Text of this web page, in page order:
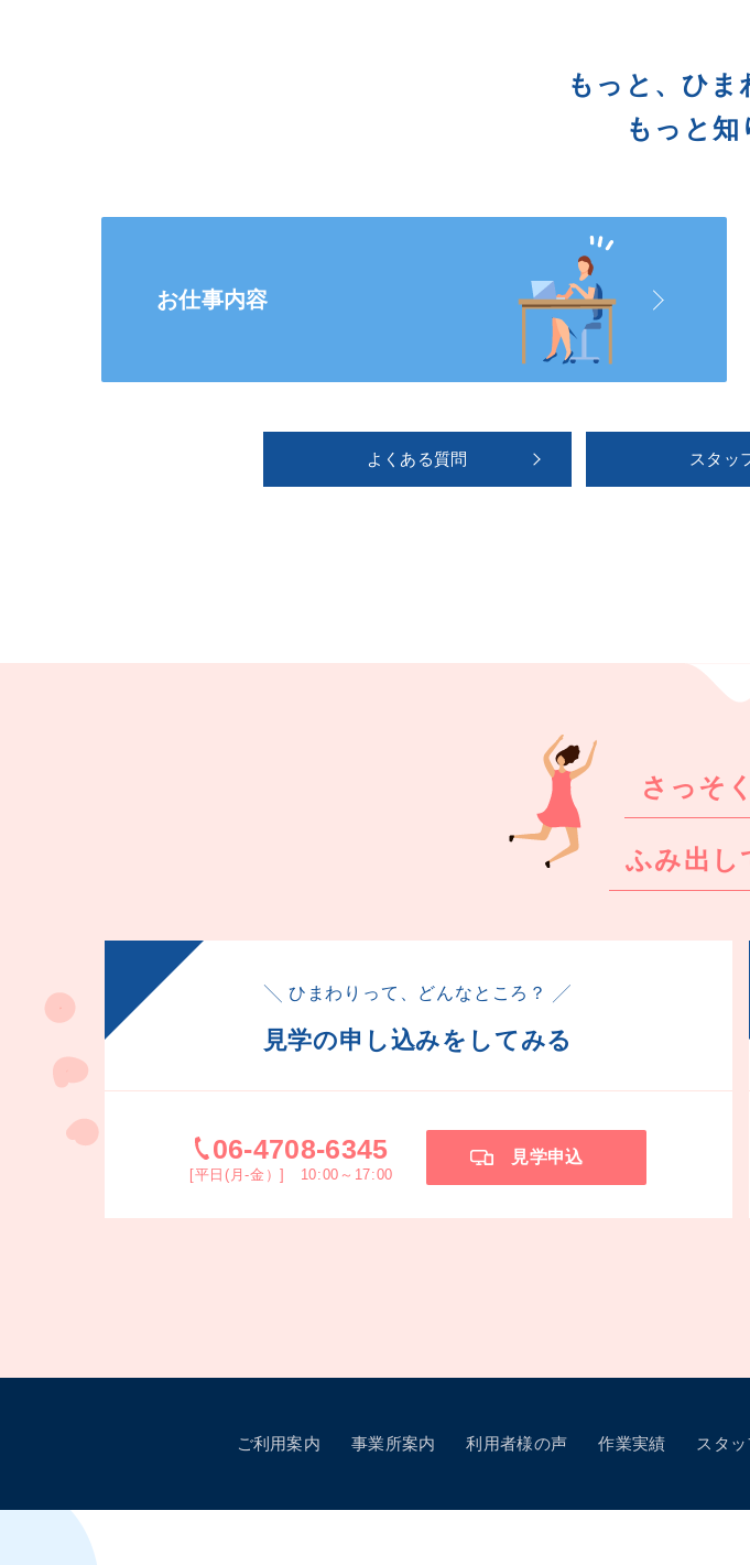
もっと、ひま
もっと知
お仕事内容
よくある質問 スタッ
さっそ
ふみ出し
╲ ひまわりって、どんなところ？ ╱
見学の申し込みをしてみる
06-4708-6345
[平日(月-金）] 10:00～17:00
見学申込
ご利用案内 事業所案内 利用者様の声 作業実績 スタ